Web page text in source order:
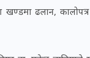
खण्डमा ढलान,